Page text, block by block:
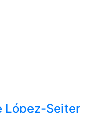
López-Seiter